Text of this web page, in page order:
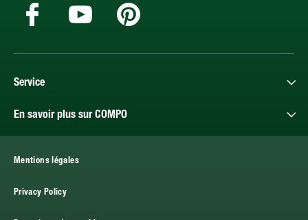
Service
En savoir plus sur COMPO
Mentions légales
Privacy Policy